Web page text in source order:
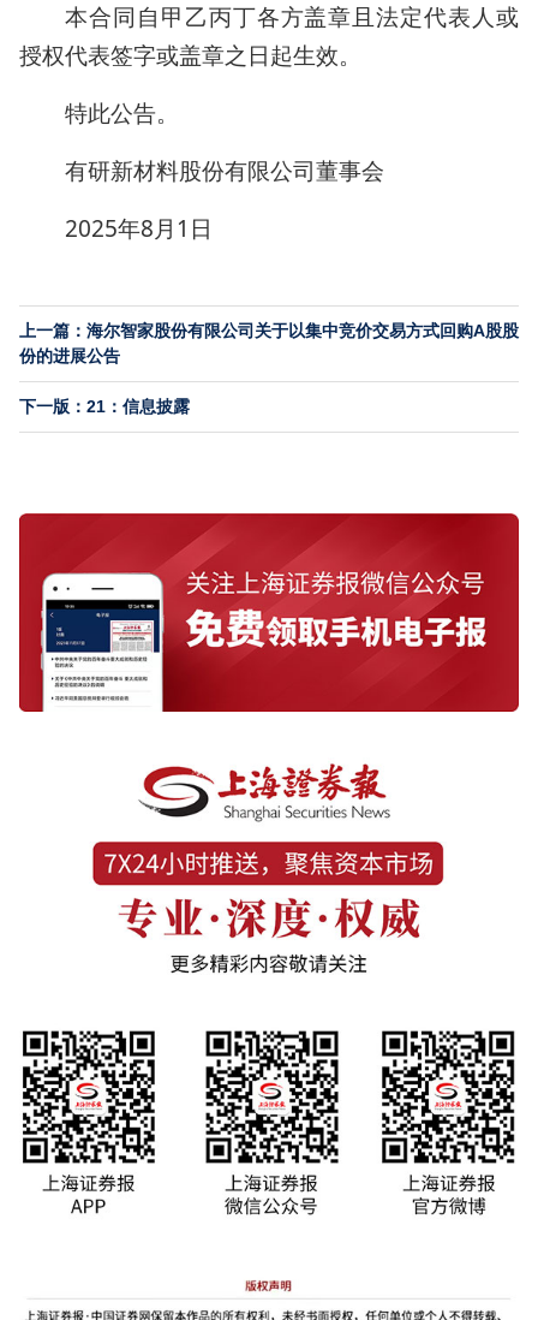
本合同自甲乙丙丁各方盖章且法定代表人或
授权代表签字或盖章之日起生效。
特此公告。
有研新材料股份有限公司董事会
2025年8月1日
上一篇：海尔智家股份有限公司关于以集中竞价交易方式回购A股股
份的进展公告
下一版：21：信息披露